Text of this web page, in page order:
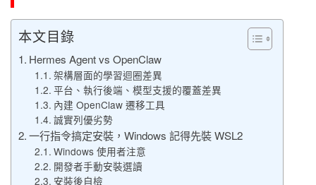
本文目錄
Hermes Agent vs OpenClaw
架構層面的學習迴圈差異
平台、執行後端、模型支援的覆蓋差異
內建 OpenClaw 遷移工具
誠實列優劣勢
一行指令搞定安裝，Windows 記得先裝 WSL2
Windows 使用者注意
開發者手動安裝選讀
安裝後自檢